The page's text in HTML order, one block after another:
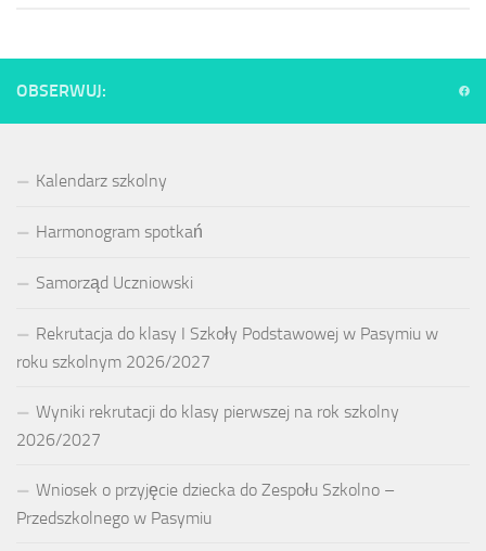
OBSERWUJ:
Kalendarz szkolny
Harmonogram spotkań
Samorząd Uczniowski
Rekrutacja do klasy I Szkoły Podstawowej w Pasymiu w
roku szkolnym 2026/2027
Wyniki rekrutacji do klasy pierwszej na rok szkolny
2026/2027
Wniosek o przyjęcie dziecka do Zespołu Szkolno –
Przedszkolnego w Pasymiu